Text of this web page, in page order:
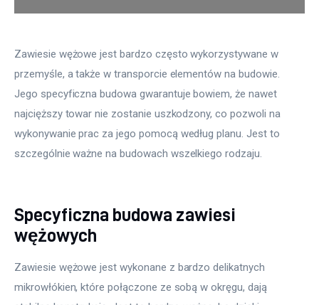
Więcej
Zawiesie wężowe jest bardzo często wykorzystywane w
przemyśle, a także w transporcie elementów na budowie.
Jego specyficzna budowa gwarantuje bowiem, że nawet
najcięższy towar nie zostanie uszkodzony, co pozwoli na
wykonywanie prac za jego pomocą według planu. Jest to
szczególnie ważne na budowach wszelkiego rodzaju.
Specyficzna budowa zawiesi
wężowych
Zawiesie wężowe jest wykonane z bardzo delikatnych
mikrowłókien, które połączone ze sobą w okręgu, dają